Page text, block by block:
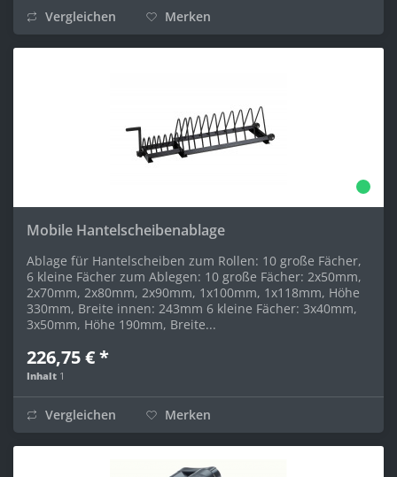
Vergleichen Merken
Mobile Hantelscheibenablage
Ablage für Hantelscheiben zum Rollen: 10 große Fächer,
6 kleine Fächer zum Ablegen: 10 große Fächer: 2x50mm,
2x70mm, 2x80mm, 2x90mm, 1x100mm, 1x118mm, Höhe
330mm, Breite innen: 243mm 6 kleine Fächer: 3x40mm,
3x50mm, Höhe 190mm, Breite...
226,75 € *
Inhalt 1
Vergleichen Merken